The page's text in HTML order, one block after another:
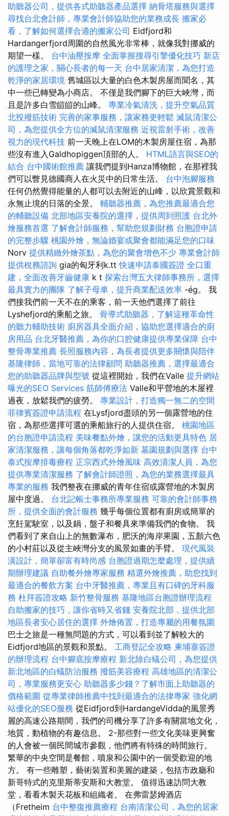
助聽器公司，提供各式助聽器產品選擇 納骨塔服務與選擇
尋找台北會計師，專業會計師協助您的業務成長 搬家必
看，了解如何選擇合適的搬家公司 Eidfjord和
Hardangerfjord周圍的自然風光非常棒，就像我對挪威的
期望一樣。 台中油壓按摩 全面掌握搜尋引擎優化技巧 新店
的護理之家，關心長者的每一天 台中居家清潔，為您打造
乾淨的家居環境 舊城區以大量的白色木製房屋而聞名，其
中一些已轉變為小商店。 不僅是我們腳下的巨大峽灣，而
且是許多白雪皚皚的山峰。 專業冷氣清洗，提升空氣品質
北投撥筋技術 完善的家事服務，讓家務更輕鬆 滅鼠清潔公
司，為您提供全方位的滅鼠清潔服務 近視雷射手術，改善
視力的現代科技 前一天晚上在LOM的木製房屋住宿，為那
些沒有進入Galdhopiggen頂部的人。 HTML語言與SEO的
結合 台中國術館推薦 讓我們提到Hanza博物館，在那裡我
們可以瞥見德國商人在火災中的日常生活。 台中泡腳服務
任何仍然覺得能量的人都可以去附近的山峰，以欣賞景觀和
永無止境的日落的全景。 輔聽器推薦，為您推薦最適合您
的輔聽設備 北部地區安養院的選擇，提供周到照護 台北外
燴服務首選 了解會計師服務，幫助您規劃財務 台胞證申請
的完整步驟 桃園外燴，無論婚宴或聚會都能滿足您的口味
Norv 提供精緻外燴茶點，為您的聚會增色不少 專業會計師
提供稅務諮詢 gia的匈牙利k.tt快速申請泰國簽證 全口重
建，全面改善牙齒健康 k t 探索台灣五大律師事務所，選擇
最具實力的團隊 了解子母車，提升商業配送效率 -ég。 我
們接我們前一天不在的乘客，前一天他們選擇了前往
Lyshefjord的乘船之旅。 骨導式助聽器，了解這種革命性
的聽力輔助技術 廚房器具全面介紹，協助您選擇適合的廚
房用品 台北牙醫推薦，為你的口腔健康提供專業保障 台中
整骨專業推薦 長照服務內容，為長者提供更多關懷與陪伴
基隆律師，當地可靠的法律顧問 助聽器推薦，選擇最適合
您的助聽器品牌與型號 從這裡開始，我們在Valle 提升網站
曝光的SEO Services 筋師傅療法 Valle和平營地的木屋裡
過夜，放鬆我們的疲勞。 專業設計，打造獨一無二的空間
菲律賓簽證申請流程 在Lysfjord盡頭的另一個露營地的住
宿，為那些選擇可選的乘船旅行的人提供住宿。 桃園地區
的台胞證申請流程 美味餐點外燴，讓您的活動更具特色 居
家清潔服務，讓每個角落都乾淨如新 墓園規劃與選擇 台中
泰式按摩排毒療程 正宗西式外燴風味 高效清潔人員，為您
提供專業清潔服務 了解會計師證照，為您的業務選擇最具
專業的服務 我們整夜在挪威的青年住宿或露營地的木製房
屋中度過。 台北記帳士事務所專業服務 可靠的會計師事務
所，提供全面的會計服務 幾乎每個位置都有廚房或簡單的
烹飪駕駛室，以及鍋，盤子和餐具來準備我們的食物。 我
們看到了來自山上的無數瀑布，肥沃的海岸果園，五顏六色
的小村莊以及從主峽灣分支的風景如畫的手臂。 現代風裝
潢設計，簡單卻富有時尚感 台胞證過期怎麼處理，提供續
期辦理建議 自助餐外燴專家服務 精選外燴推薦，助您找到
最適合的餐飲方案 台中牙醫推薦，專業且有口碑的牙科服
務 杜拜簽證攻略 新竹整骨服務 基隆地區台胞證辦理流程
自助搬家的技巧，讓你省時又省錢 安養院北部，提供北部
地區長者安心居住的選擇 外燴佈置，打造專屬的用餐氛圍
巴士之旅是一種無問題的方式，可以看到並了解較大的
Eidfjord地區的景觀和景點。 工商登記全攻略 柬埔寨簽證
的辦理流程 台中腳底按摩療程 新北除白蟻公司，為您提供
新北地區的白蟻防治服務 撥筋美容療程 高雄地區的清潔公
司，專業服務更安心 助聽器多少錢？了解市面上助聽器的
價格範圍 從專業律師推薦中找到最適合的法律專家 強化網
站優化的SEO服務 從Eidfjord到HardangeVidda的風景秀
麗的高速公路期間，我們的司機分享了許多有關當地文化，
地質，動植物的有趣信息。 2-那些對一些文化美味更興奮
的人會被一個民間城市參觀，他們將有特殊的時間旅行。
繁華的中央空間是餐館，噴泉和公園中的一個受歡迎的地
方。 有一些雕塑，藝術裝置和美麗的建築，包括市政廳和
新哥特式的克里斯蒂安斯和大教堂。 值得迅速訪問大教
堂，看看木製天花板和組織者。 在弗雷瑟姆酒店
（Fretheim 台中整復推薦療程 台南清潔公司，為您的居家